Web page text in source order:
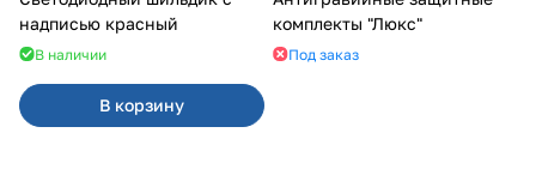
надписью красный
В наличии
В корзину
комплекты "Люкс"
Под заказ